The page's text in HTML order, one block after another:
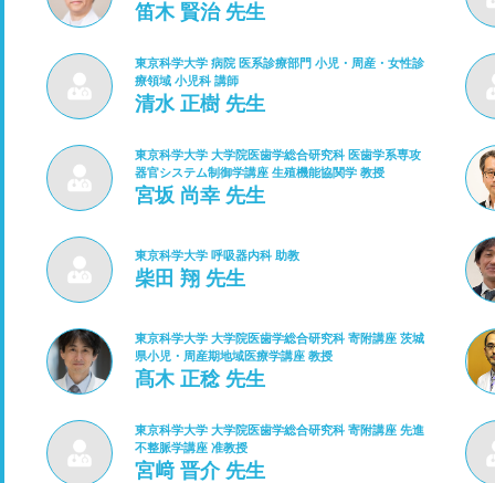
笛木 賢治 先生
東京科学大学 病院 医系診療部門 小児・周産・女性診
療領域 小児科 講師
清水 正樹 先生
東京科学大学 大学院医歯学総合研究科 医歯学系専攻
器官システム制御学講座 生殖機能協関学 教授
宮坂 尚幸 先生
東京科学大学 呼吸器内科 助教
柴田 翔 先生
東京科学大学 大学院医歯学総合研究科 寄附講座 茨城
県小児・周産期地域医療学講座 教授
髙木 正稔 先生
東京科学大学 大学院医歯学総合研究科 寄附講座 先進
不整脈学講座 准教授
宮﨑 晋介 先生